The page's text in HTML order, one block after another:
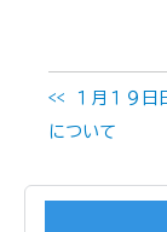
<< １月１９日
について